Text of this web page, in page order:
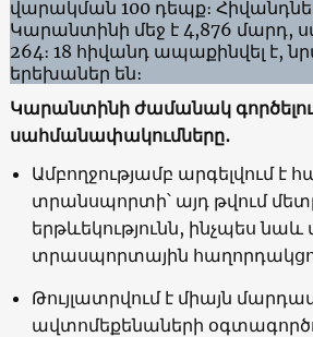
վարակման 100 դեպք։
Կարանտինի մեջ է 4,876 մարդ,
264։ 18 հիվանդ ապաքինվել է,
երեխաներ են։
Կարանտինի ժամանակ գործելու
սահմանափակումները․
Ամբողջությամբ արգելվում է
տրանսպորտի՝ այդ թվում
երթևեկությունն, ինչպես
տրասպորտային
Թույլատրվում է միայն
ավտոմեքենաների